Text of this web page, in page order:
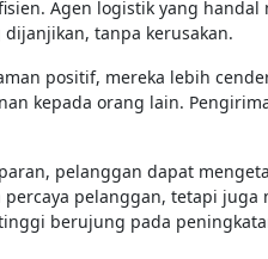
Agen logistik yang
tanpa kerusakan.
positif, mereka lebih
kepada orang lain.
pelanggan dapat
pelanggan, tetapi juga
berujung pada